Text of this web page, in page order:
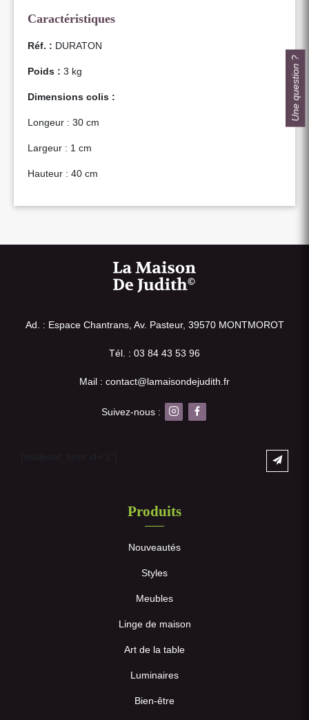
Caractéristiques
Réf. : DURATON
Poids : 3 kg
Dimensions colis :
Longeur : 30 cm
Largeur : 1 cm
Hauteur : 40 cm
Ad. : Espace Chantrans, Av. Pasteur, 39570 MONTMOROT
Tél. : 03 84 43 53 96
Mail : contact@lamaisondejudith.fr
Suivez-nous :
Produits
Nouveautés
Styles
Meubles
Linge de maison
Art de la table
Luminaires
Bien-être
Une question ?